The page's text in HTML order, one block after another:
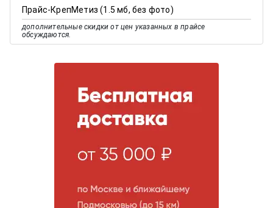
Прайс-КрепМетиз (1.5 мб, без фото)
дополнительные скидки от цен указанных в прайсе
обсуждаются.